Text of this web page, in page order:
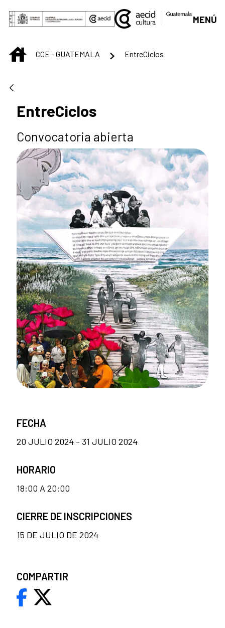
Saltar al contenido principal
MENÚ
INICIOCCE - GUATEMALA EntreCiclos
EntreCiclos
Convocatoria abierta
FECHA
20 JULIO 2024 - 31 JULIO 2024
HORARIO
18:00 A 20:00
CIERRE DE INSCRIPCIONES
15 DE JULIO DE 2024
COMPARTIR